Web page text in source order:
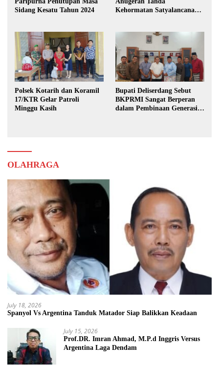
Sidang Kesatu Tahun 2024
Kehormatan Satyalancana
Polsek Kotarih dan Koramil
17/KTR Gelar Patroli
Minggu Kasih
Bupati Deliserdang Sebut
BKPRMI Sangat Berperan
dalam Pembinaan Generasi
OLAHRAGA
July 18, 2026
Spanyol Vs Argentina Tanduk Matador Siap Balikkan Keadaan
July 15, 2026
Prof.DR. Imran Ahmad, M.P.d Inggris Versus
Argentina Laga Dendam